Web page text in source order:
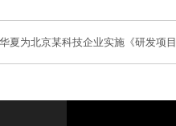
夏为北京某科技企业实施《研发项